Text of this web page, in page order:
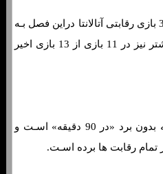
بیش از 2.5 گل در 21 بازی از 30 بازی رقابتی آتالانتا دراین فصل بـه
ثمر رسیده اسـت.سه گل یا بیشتر نیز در 11 بازی از 13 بازی اخیر
لا ویولا در 4 بازی خارج از خانه بدون برد «در 90 دقیقه» اسـت و
تمام رقابت ها برده اسـت.